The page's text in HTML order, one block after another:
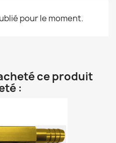
pour le moment.
ce produit
: